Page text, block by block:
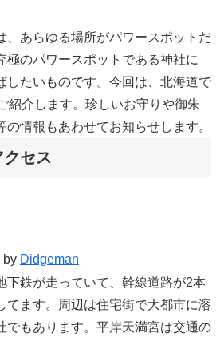
、あらゆる場所がパワースポットだ
極のパワースポットである神社に
したいものです。今回は、北海道で
紹介します。珍しいお守りや御朱
の情報もあわせてお知らせします。
セス
by Didgeman
下鉄が走っていて、幹線道路が2本
てます。周辺は住宅街で大都市に溶
でもあります。平岸天満宮は交通の